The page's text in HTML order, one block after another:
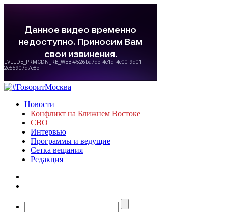
Новости
Конфликт на Ближнем Востоке
СВО
Интервью
Программы и ведущие
Сетка вещания
Редакция